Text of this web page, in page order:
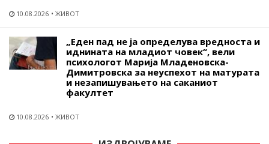
10.08.2026 ЖИВОТ
„Еден пад не ја определува вредноста и
иднината на младиот човек“, вели
психологот Марија Младеновска-
Димитровска за неуспехот на матурата
и незапишувањето на саканиот
факултет
10.08.2026 ЖИВОТ